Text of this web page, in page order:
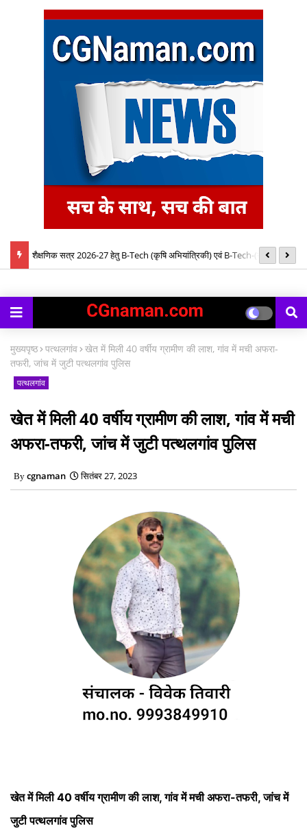
में शैक्षणिक सत्र 2026-27 हेतु B-Tech (कृषि अभियांत्रिकी) एवं B-Tech-(खाद्य
काउंसिलिंग प्रारंभ
मुख्यपृष्ठ पत्थलगांव खेत में मिली 40 वर्षीय ग्रामीण की लाश, गांव में मची अफरा-
तफरी, जांच में जुटी पत्थलगांव पुलिस
पत्थलगांव
खेत में मिली 40 वर्षीय ग्रामीण की लाश, गांव में मची
अफरा-तफरी, जांच में जुटी पत्थलगांव पुलिस
cgnaman सितंबर 27, 2023
खेत में मिली 40 वर्षीय ग्रामीण की लाश, गांव में मची अफरा-तफरी, जांच में
जुटी पत्थलगांव पुलिस